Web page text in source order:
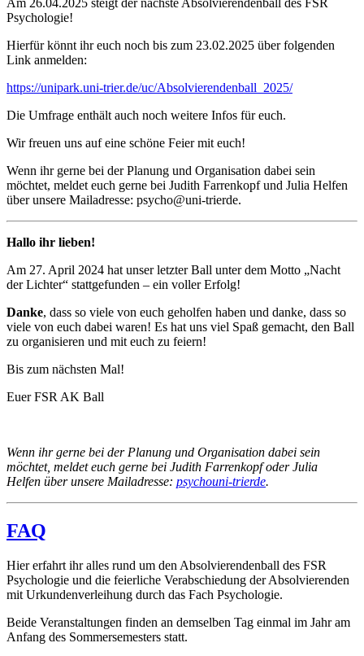
Am 26.04.2025 steigt der nächste Absolvierendenball des FSR
Psychologie!
Hierfür könnt ihr euch noch bis zum 23.02.2025 über folgenden
Link anmelden:
https://unipark.uni-trier.de/uc/Absolvierendenball_2025/
Die Umfrage enthält auch noch weitere Infos für euch.
Wir freuen uns auf eine schöne Feier mit euch!
Wenn ihr gerne bei der Planung und Organisation dabei sein
möchtet, meldet euch gerne bei Judith Farrenkopf und Julia Helfen
über unsere Mailadresse: psycho@uni-trierde.
Hallo ihr lieben!
Am 27. April 2024 hat unser letzter Ball unter dem Motto „Nacht
der Lichter“ stattgefunden – ein voller Erfolg!
Danke, dass so viele von euch geholfen haben und danke, dass so
viele von euch dabei waren! Es hat uns viel Spaß gemacht, den Ball
zu organisieren und mit euch zu feiern!
Bis zum nächsten Mal!
Euer FSR AK Ball
Wenn ihr gerne bei der Planung und Organisation dabei sein
möchtet, meldet euch gerne bei Judith Farrenkopf oder Julia
Helfen über unsere Mailadresse: psychouni-trierde.
FAQ
Hier erfahrt ihr alles rund um den Absolvierendenball des FSR
Psychologie und die feierliche Verabschiedung der Absolvierenden
mit Urkundenverleihung durch das Fach Psychologie.
Beide Veranstaltungen finden an demselben Tag einmal im Jahr am
Anfang des Sommersemesters statt.